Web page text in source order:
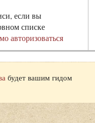
если вы
списке
авторизоваться
будет вашим гидом